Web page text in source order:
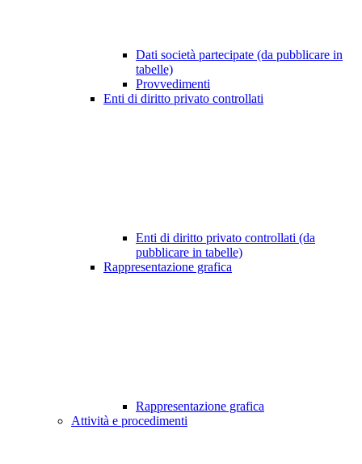
Dati società partecipate (da pubblicare in
tabelle)
Provvedimenti
Enti di diritto privato controllati
Enti di diritto privato controllati (da
pubblicare in tabelle)
Rappresentazione grafica
Rappresentazione grafica
Attività e procedimenti